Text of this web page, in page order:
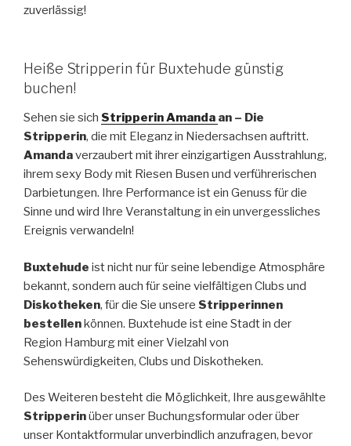
zuverlässig!
Heiße Stripperin für Buxtehude günstig
buchen!
Sehen sie sich Stripperin Amanda an – Die
Stripperin, die mit Eleganz in Niedersachsen auftritt.
Amandaverzaubert mit ihrer einzigartigen Ausstrahlung,
ihrem sexy Body mit Riesen Busen und verführerischen
Darbietungen. Ihre Performance ist ein Genuss für die
Sinne und wird Ihre Veranstaltung in ein unvergessliches
Ereignis verwandeln!
Buxtehude ist nicht nur für seine lebendige Atmosphäre
bekannt, sondern auch für seine vielfältigen Clubs und
Diskotheken, für die Sie unsere Stripperinnen
bestellenkönnen. Buxtehude ist eine Stadt in der
Region Hamburg mit einer Vielzahl von
Sehenswürdigkeiten, Clubs und Diskotheken.
Des Weiteren besteht die Möglichkeit, Ihre ausgewählte
Stripperinüber unser Buchungsformular oder über
unser Kontaktformular unverbindlich anzufragen, bevor